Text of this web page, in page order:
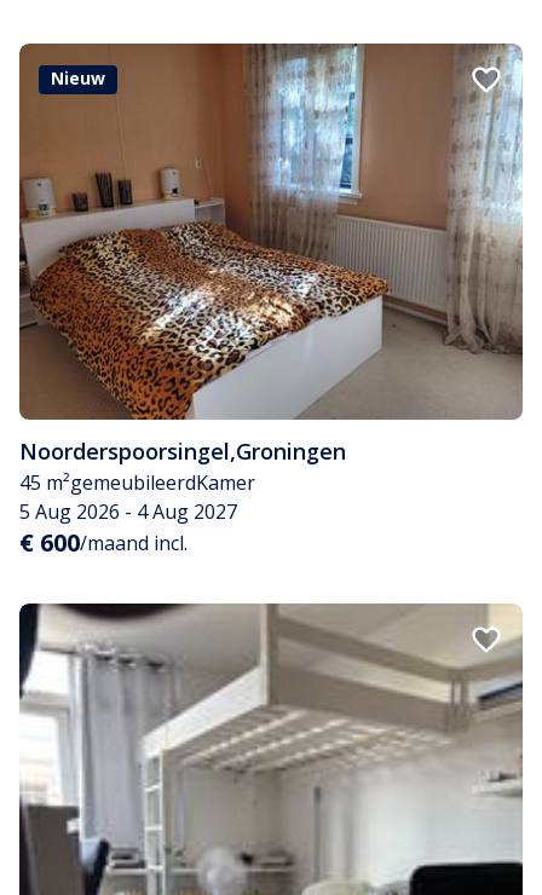
Nieuw
Noorderspoorsingel,Groningen
45 m²gemeubileerdKamer
5 Aug 2026 - 4 Aug 2027
€ 600/maand incl.